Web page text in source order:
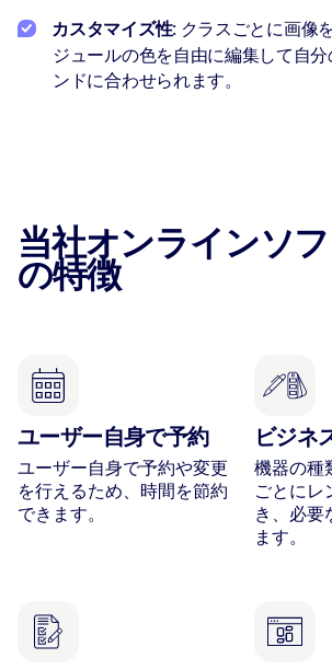
カスタマイズ性: クラスごとに画像
ジュールの色を自由に編集して自
ンドに合わせられます。
当社オンラインソ
の特徴
ユーザー自身で予約
ユーザー自身で予約や変更
を行えるため、時間を節約
できます。
ビジネ
機器の種
ごとにレ
き、必要
ます。